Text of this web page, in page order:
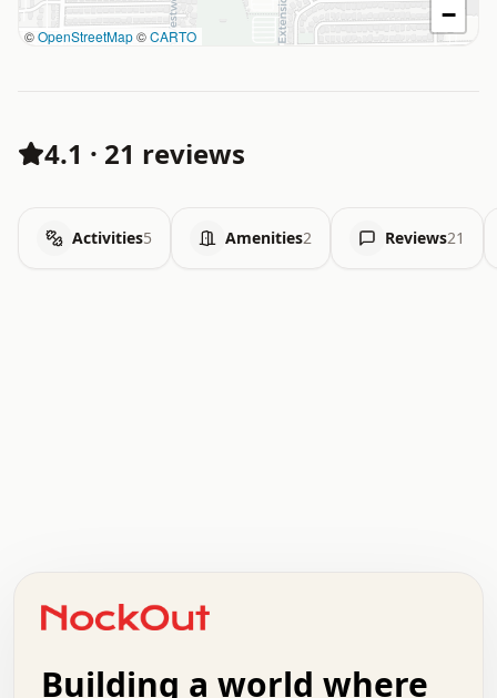
©OpenStreetMap©CARTO
−
4.1 · 21 reviews
Activities5 Amenities2 Reviews21
+   .   .   .   .   .   .   .   .   .   +   .   .
.   .   .   .   .   .   .   .   .   .   .   :   .
Building a world where